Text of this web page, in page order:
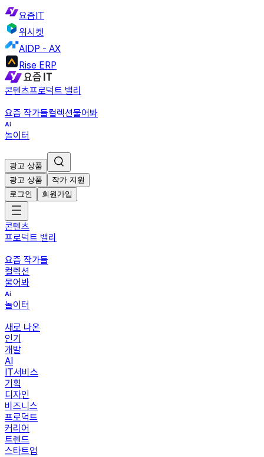
요즘IT
위시켓
AIDP - AX
Rise ERP
콘텐츠프로덕트 밸리
요즘 작가들컬렉션물어봐
놀이터
광고 상품
광고 상품
작가 지원
로그인
회원가입
콘텐츠
프로덕트 밸리
요즘 작가들
컬렉션
물어봐
놀이터
새로 나온
인기
개발
AI
IT서비스
기획
디자인
비즈니스
프로덕트
커리어
트렌드
스타트업